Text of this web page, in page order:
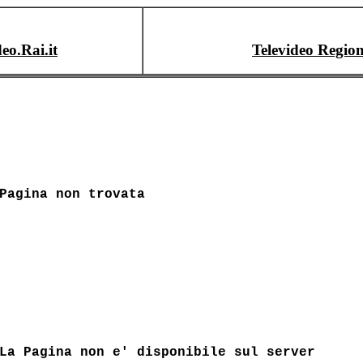
Televideo
Pagina non trovata
La Pagina non e' disponibile sul server